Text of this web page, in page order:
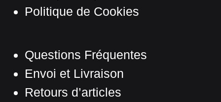
Politique de Cookies
Questions Fréquentes
Envoi et Livraison
Retours d’articles